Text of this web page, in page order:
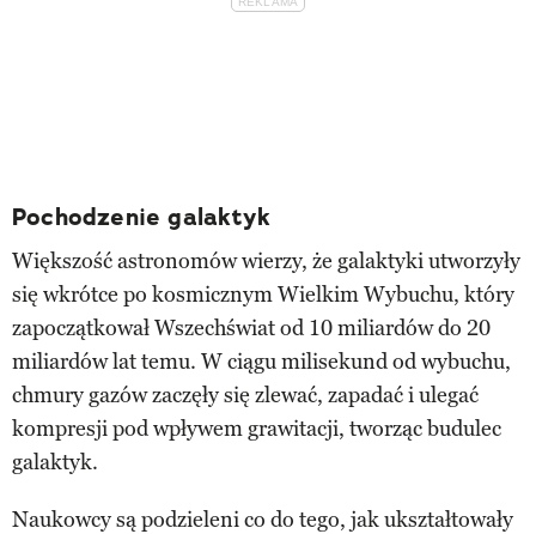
Pochodzenie galaktyk
Większość astronomów wierzy, że galaktyki utworzyły
się wkrótce po kosmicznym Wielkim Wybuchu, który
zapoczątkował Wszechświat od 10 miliardów do 20
miliardów lat temu. W ciągu milisekund od wybuchu,
chmury gazów zaczęły się zlewać, zapadać i ulegać
kompresji pod wpływem grawitacji, tworząc budulec
galaktyk.
Naukowcy są podzieleni co do tego, jak ukształtowały